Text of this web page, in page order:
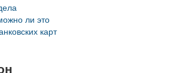
ли это
карт